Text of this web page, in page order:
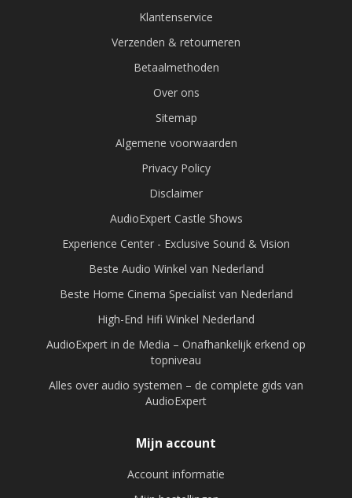
Klantenservice
Verzenden & retourneren
Betaalmethoden
Over ons
Sitemap
Algemene voorwaarden
Privacy Policy
Disclaimer
AudioExpert Castle Shows
Experience Center - Exclusive Sound & Vision
Beste Audio Winkel van Nederland
Beste Home Cinema Specialist van Nederland
High-End Hifi Winkel Nederland
AudioExpert in de Media – Onafhankelijk erkend op
topniveau
Alles over audio systemen – de complete gids van
AudioExpert
Mijn account
Account informatie